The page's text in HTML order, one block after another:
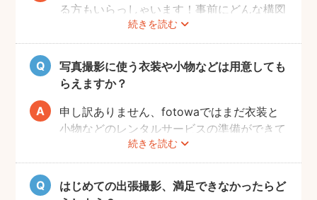
続きを読む
る方もいらっしゃいます！事前にどんな構図
で撮りたいのかなどフォトグラファーとすり
合わせておくと、当日スムーズに撮影ができ
るのでおすすめです。
写真撮影に使う衣装や小物などは用意しても
らえますか？
続きを読む
申し訳ありません、fotowaではまだ衣装と
小物などのレンタルサービスの準備ができて
おりませんので、お客様ご自身にご用意をお
願いしております。
はじめての出張撮影、満足できなかったらど